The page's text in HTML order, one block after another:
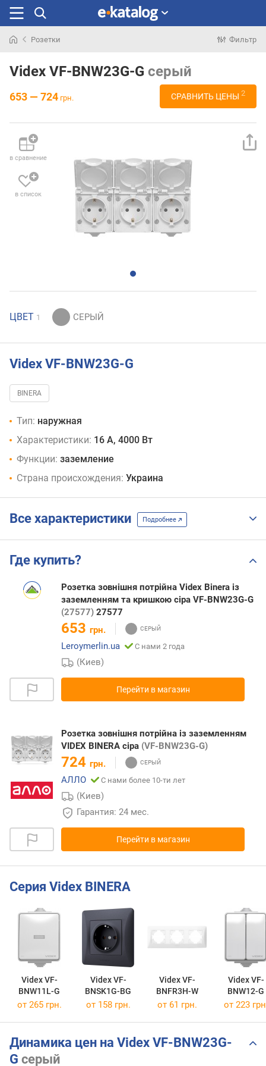
раньше
Розетки Фильтр
Videx VF-BNW23G-G серый
653 — 724 грн. СРАВНИТЬ ЦЕНЫ 2
в сравнение
в список
ЦВЕТ 1
Videx VF-BNW23G-G
BINERA
Тип: наружная
Характеристики: 16 А, 4000 Вт
Функции: заземление
Страна происхождения: Украина
Все характеристики Подробнее
Где купить?
Розетка зовнішня потрійна Videx Binera із
заземленням та кришкою сіра VF-BNW23G-G
(27577) 27577
653 грн.
Leroymerlin.ua
С нами 2 года
(Киев)
Перейти в магазин
Розетка зовнішня потрійна із заземленням
VIDEX BINERA сіра (VF-BNW23G-G)
724 грн.
АЛЛО
С нами более 10-ти лет
(Киев)
Гарантия: 24 мес.
Перейти в магазин
Серия Videx BINERA
Videx VF-
BNW11L-G
Videx VF-
BNSK1G-BG
Videx VF-
BNFR3H-W
Videx VF-
BNW12-G
от 265 грн. от 158 грн. от 61 грн. от 223
Динамика цен на Videx VF-BNW23G-
G серый